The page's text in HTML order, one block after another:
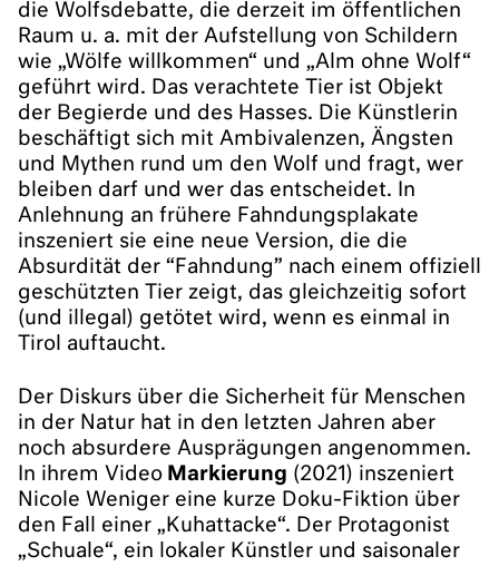
die Wolfsdebatte, die derzeit im öffentlichen
Raum u. a. mit der Aufstellung von Schildern
wie „Wölfe willkommen“ und „Alm ohne Wolf“
geführt wird. Das verachtete Tier ist Objekt
der Begierde und des Hasses. Die Künstlerin
beschäftigt sich mit Ambivalenzen, Ängsten
und Mythen rund um den Wolf und fragt, wer
bleiben darf und wer das entscheidet. In
Anlehnung an frühere Fahndungsplakate
inszeniert sie eine neue Version, die die
Absurdität der “Fahndung” nach einem offiziell
geschützten Tier zeigt, das gleichzeitig sofort
(und illegal) getötet wird, wenn es einmal in
Tirol auftaucht.
Der Diskurs über die Sicherheit für Menschen
in der Natur hat in den letzten Jahren aber
noch absurdere Ausprägungen angenommen.
In ihrem VideoMarkierung (2021) inszeniert
Nicole Weniger eine kurze Doku-Fiktion über
den Fall einer „Kuhattacke“. Der Protagonist
„Schuale“, ein lokaler Künstler und saisonaler